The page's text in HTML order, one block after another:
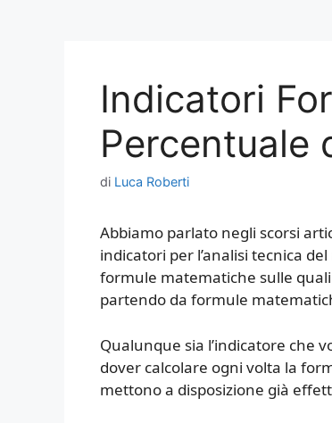
Indicatori
Percentuale
di Luca Roberti
Abbiamo parlato negli scorsi
indicatori per l’analisi tecnica
formule matematiche sulle
partendo da formule
Qualunque sia l’indicatore che
dover calcolare ogni volta la
mettono a disposizione già